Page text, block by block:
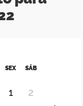
SEX SÁB
1
2